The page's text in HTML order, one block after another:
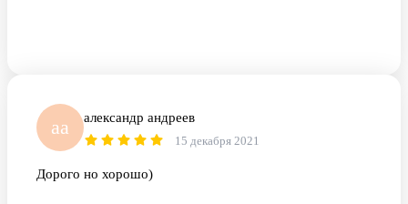
аа александр андреев
15 декабря 2021
Дорого но хорошо)